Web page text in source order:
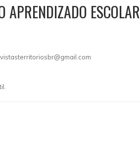
ESCOLAR